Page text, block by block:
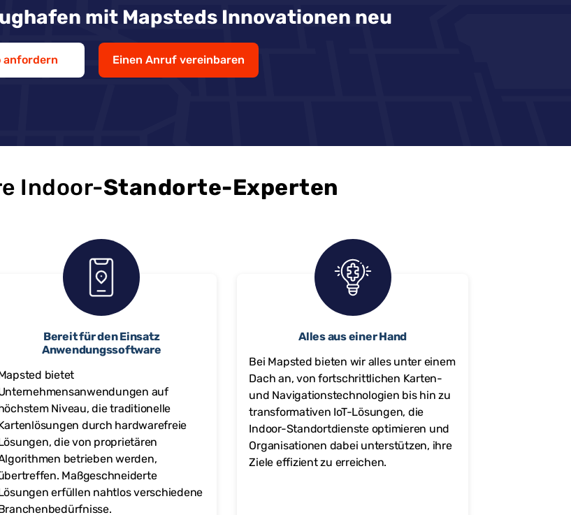
mit Mapsteds Innovationen neu
anfordern Einen Anruf vereinbaren
Indoor-Standorte-Experten
Bereit für den Einsatz
Anwendungssoftware
bietet
auf
Niveau, die traditionelle
durch hardwarefreie
die von proprietären
betrieben werden,
Maßgeschneiderte
erfüllen nahtlos verschiedene
Alles aus einer Hand
Bei Mapsted bieten wir alles unter einem
Dach an, von fortschrittlichen Karten-
und Navigationstechnologien bis hin zu
transformativen IoT-Lösungen, die
Indoor-Standortdienste optimieren und
Organisationen dabei unterstützen, ihre
Ziele effizient zu erreichen.